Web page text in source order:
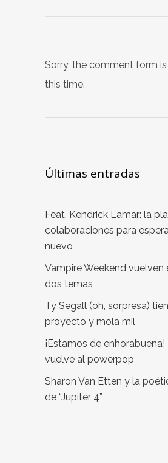
Sorry, the comment form
this time.
Últimas entradas
Feat. Kendrick Lamar: la
colaboraciones para
nuevo
Vampire Weekend vuelven
dos temas
Ty Segall (oh, sorpresa)
proyecto y mola mil
¡Estamos de enhorabuena!
vuelve al powerpop
Sharon Van Etten y la
de “Jupiter 4”